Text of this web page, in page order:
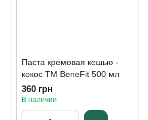
Паста кремовая кешью -
кокос ТМ BeneFit 500 мл
360 грн
В наличии